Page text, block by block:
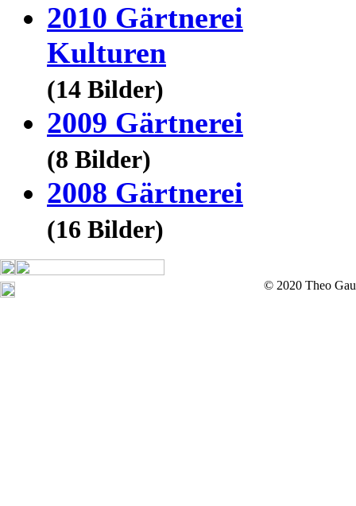
2010 Gärtnerei
Kulturen
(14 Bilder)
2009 Gärtnerei
(8 Bilder)
2008 Gärtnerei
(16 Bilder)
© 2020 Theo